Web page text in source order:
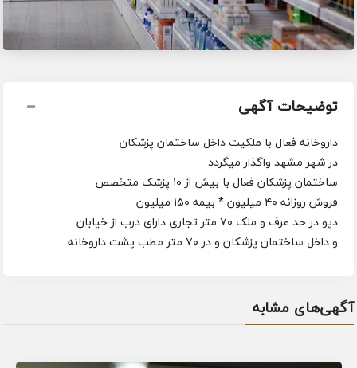
توضیحات آگهی
داروخانه فعال با ملکیت داخل ساختمان پزشکان
در شهر مشهد واگذار میگردد
ساختمان پزشکان فعال با بیش از ۱۰ پزشک متخصص
فروش روزانه ۴۰ میلیون * بیمه ۱۵۰ میلیون
دپو در حد عرف و ملک ۷۰ متر تجاری دارای درب از خیابان
و داخل ساختمان پزشکان و در ۷۰ متر مطب پشت داروخانه
آگهی‌های مشابه